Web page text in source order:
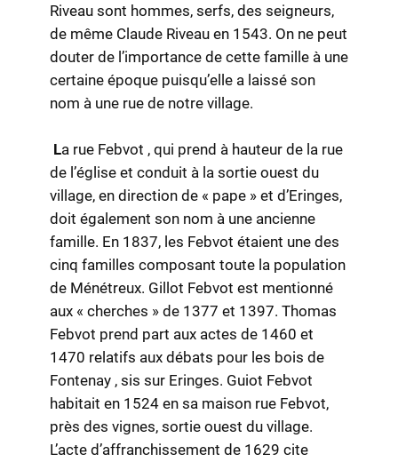
Riveau sont hommes, serfs, des seigneurs,
de même Claude Riveau en 1543. On ne peut
douter de l’importance de cette famille à une
certaine époque puisqu’elle a laissé son
nom à une rue de notre village.
La rue Febvot , qui prend à hauteur de la rue
de l’église et conduit à la sortie ouest du
village, en direction de « pape » et d’Eringes,
doit également son nom à une ancienne
famille. En 1837, les Febvot étaient une des
cinq familles composant toute la population
de Ménétreux. Gillot Febvot est mentionné
aux « cherches » de 1377 et 1397. Thomas
Febvot prend part aux actes de 1460 et
1470 relatifs aux débats pour les bois de
Fontenay , sis sur Eringes. Guiot Febvot
habitait en 1524 en sa maison rue Febvot,
près des vignes, sortie ouest du village.
L’acte d’affranchissement de 1629 cite